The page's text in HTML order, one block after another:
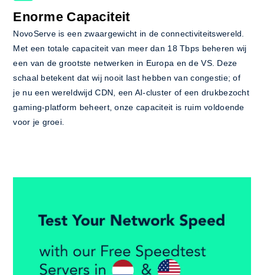
Enorme Capaciteit
NovoServe is een zwaargewicht in de connectiviteitswereld.
Met een totale capaciteit van meer dan 18 Tbps beheren wij
een van de grootste netwerken in Europa en de VS. Deze
schaal betekent dat wij nooit last hebben van congestie; of
je nu een wereldwijd CDN, een AI-cluster of een drukbezocht
gaming-platform beheert, onze capaciteit is ruim voldoende
voor je groei.